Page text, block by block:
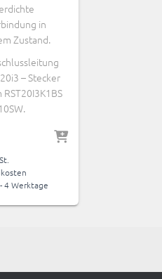
in
Zustand.
– Stecker
RST20I3K1BS
4 Werktage